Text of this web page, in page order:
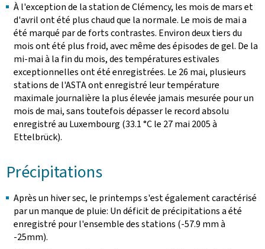
À l'exception de la station de Clémency, les mois de mars et
d'avril ont été plus chaud que la normale. Le mois de mai a
été marqué par de forts contrastes. Environ deux tiers du
mois ont été plus froid, avec même des épisodes de gel. De la
mi-mai à la fin du mois, des températures estivales
exceptionnelles ont été enregistrées. Le 26 mai, plusieurs
stations de l'ASTA ont enregistré leur température
maximale journalière la plus élevée jamais mesurée pour un
mois de mai, sans toutefois dépasser le record absolu
enregistré au Luxembourg (33.1 °C le 27 mai 2005 à
Ettelbrück).
Précipitations
Après un hiver sec, le printemps s'est également caractérisé
par un manque de pluie: Un déficit de précipitations a été
enregistré pour l'ensemble des stations (-57.9 mm à
-25mm).